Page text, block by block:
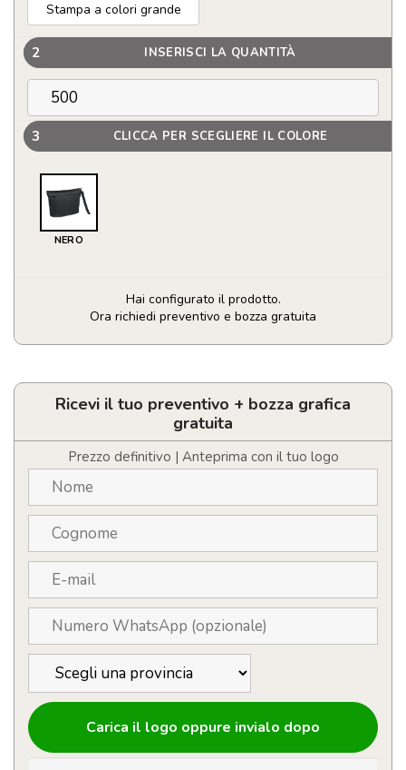
Stampa a colori grande
2 INSERISCI LA QUANTITÀ
3 CLICCA PER SCEGLIERE IL COLORE
NERO
Hai configurato il prodotto.
Ora richiedi preventivo e bozza gratuita
Beauty
Personalizzabili
quantità
Ricevi il tuo preventivo + bozza grafica
gratuita
Prezzo definitivo | Anteprima con il tuo logo
Carica il logo oppure invialo dopo